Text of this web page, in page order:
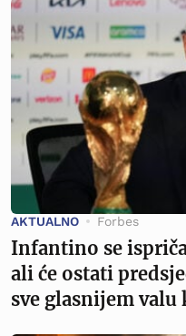
AKTUALNO Forbes
Infantino se
ali će ostati
sve glasnijem